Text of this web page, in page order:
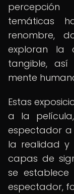
temáticas
renombre,
exploran la
tangible,
mente
Estas
a la
espectador a
la realidad y
capas de
se
espectador,